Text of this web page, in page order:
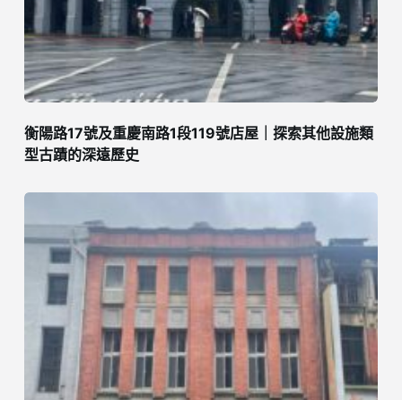
衡陽路17號及重慶南路1段119號店屋｜探索其他設施類
型古蹟的深遠歷史